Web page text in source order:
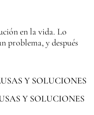
en la vida. Lo
problema, y después
Y SOLUCIONES